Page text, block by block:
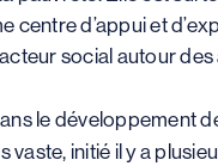
d’appui et
social autour des
le développement
initié il y a